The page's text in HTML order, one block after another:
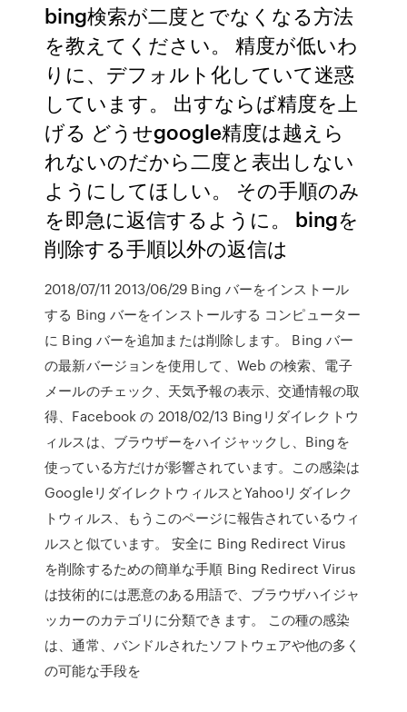
bing検索が二度とでなくなる方法
を教えてください。 精度が低いわ
りに、デフォルト化していて迷惑
しています。 出すならば精度を上
げる どうせgoogle精度は越えら
れないのだから二度と表出しない
ようにしてほしい。 その手順のみ
を即急に返信するように。 bingを
削除する手順以外の返信は
2018/07/11 2013/06/29 Bing バーをインストール
する Bing バーをインストールする コンピューター
に Bing バーを追加または削除します。 Bing バー
の最新バージョンを使用して、Web の検索、電子
メールのチェック、天気予報の表示、交通情報の取
得、Facebook の 2018/02/13 Bingリダイレクトウ
ィルスは、ブラウザーをハイジャックし、Bingを
使っている方だけが影響されています。この感染は
GoogleリダイレクトウィルスとYahooリダイレク
トウィルス、もうこのページに報告されているウィ
ルスと似ています。 安全に Bing Redirect Virus
を削除するための簡単な手順 Bing Redirect Virus
は技術的には悪意のある用語で、ブラウザハイジャ
ッカーのカテゴリに分類できます。 この種の感染
は、通常、バンドルされたソフトウェアや他の多く
の可能な手段を